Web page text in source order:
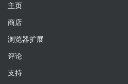
主页
商店
浏览器扩展
评论
支持